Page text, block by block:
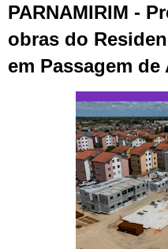
PARNAMIRIM -
obras do
em Passagem de